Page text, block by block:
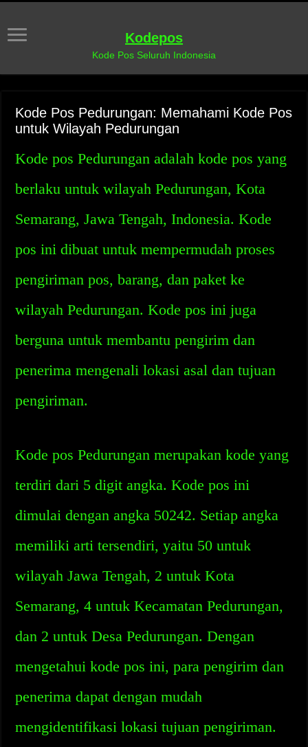
Kodepos
Kode Pos Seluruh Indonesia
Kode Pos Pedurungan: Memahami Kode Pos
untuk Wilayah Pedurungan
Kode pos Pedurungan adalah kode pos yang
berlaku untuk wilayah Pedurungan, Kota
Semarang, Jawa Tengah, Indonesia. Kode
pos ini dibuat untuk mempermudah proses
pengiriman pos, barang, dan paket ke
wilayah Pedurungan. Kode pos ini juga
berguna untuk membantu pengirim dan
penerima mengenali lokasi asal dan tujuan
pengiriman.
Kode pos Pedurungan merupakan kode yang
terdiri dari 5 digit angka. Kode pos ini
dimulai dengan angka 50242. Setiap angka
memiliki arti tersendiri, yaitu 50 untuk
wilayah Jawa Tengah, 2 untuk Kota
Semarang, 4 untuk Kecamatan Pedurungan,
dan 2 untuk Desa Pedurungan. Dengan
mengetahui kode pos ini, para pengirim dan
penerima dapat dengan mudah
mengidentifikasi lokasi tujuan pengiriman.